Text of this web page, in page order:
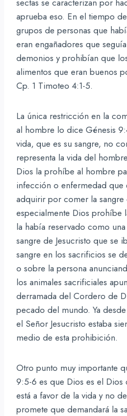
sectas se caracterizan por
aprueba eso. En el tiempo
grupos de personas que
eran engañadores que
demonios y prohibían que
alimentos que eran buenos
Cp. 1 Timoteo 4:1-5.
La única restricción en la
al hombre lo dice Génesis
vida, que es su sangre, no
representa la vida del
Dios la prohíbe al hombre
infección o enfermedad
adquirir por comer la sangre
especialmente Dios prohíbe
la había reservado como
sangre de Jesucristo que se
sangre en los sacrificios se
o sobre la persona
los animales sacrificiales
derramada del Cordero de
pecado del mundo. Ya
el Señor Jesucristo estaba
medio de esta prohibición.
Otro punto muy importante
9:5-6 es que Dios es el Dios
está a favor de la vida y no
promete que demandará la